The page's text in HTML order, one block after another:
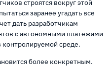
строятся вокруг этой
заранее угадать все
дать разработчикам
с автономными платежами
среде.
более конкретным.